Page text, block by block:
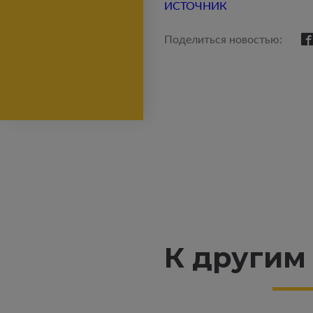
ИСТОЧНИК
Поделиться новостью:
К другим